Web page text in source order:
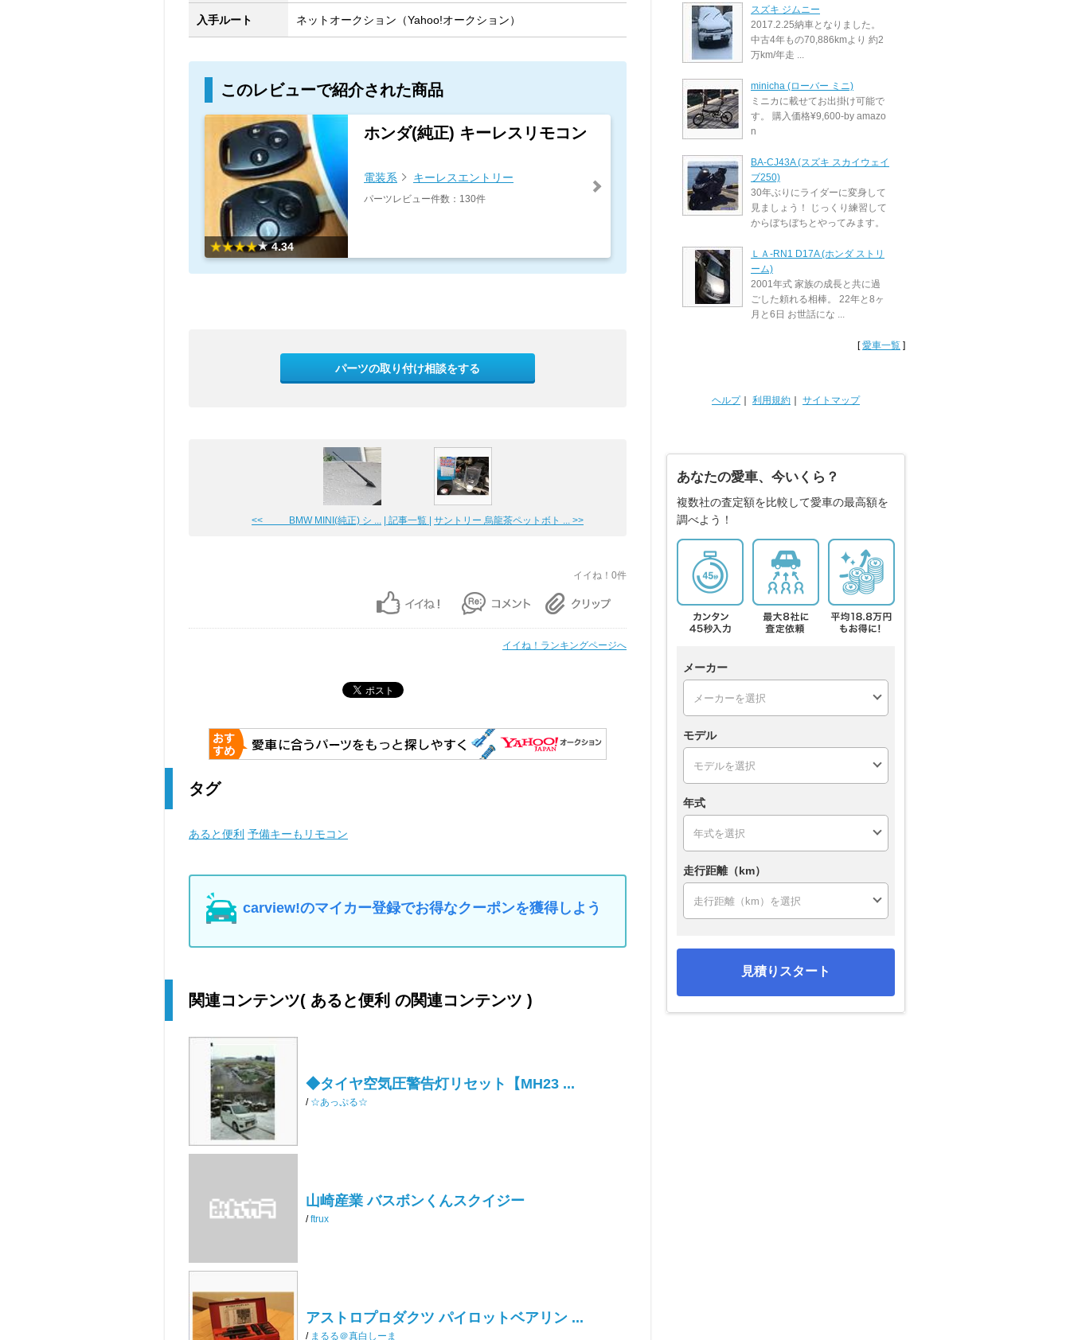
入手ルート ネットオークション（Yahoo!オークション）
このレビューで紹介された商品
4.34
ホンダ(純正) キーレスリモコン
電装系 キーレスエントリー
パーツレビュー件数：130件
パーツの取り付け相談をする
<< BMW MINI(純正) シ ... | 記事一覧 | サントリー 烏龍茶ペットボト ... >>
イイね！0件
イイね！ランキングページへ
タグ
あると便利 予備キーもリモコン
carview!のマイカー登録でお得なクーポンを獲得しよう
関連コンテンツ( あると便利 の関連コンテンツ )
◆タイヤ空気圧警告灯リセット【MH23 ...
/ ☆あっぷる☆
山崎産業 バスボンくんスクイジー
/ftrux
アストロプロダクツ パイロットベアリン ...
/ まるる＠真白しーま
スズキ ジムニー
2017.2.25納車となりました。
中古4年もの70,886kmより 約2
万km/年走 ...
minicha (ローバー ミニ)
ミニカに載せてお出掛け可能で
す。 購入価格¥9,600-by amazo
n
BA-CJ43A (スズキ スカイウェイ
ブ250)
30年ぶりにライダーに変身して
見ましょう！ じっくり練習して
からぼちぼちとやってみます。
ＬＡ-RN1 D17A (ホンダ ストリ
ーム)
2001年式 家族の成長と共に過
ごした頼れる相棒。 22年と8ヶ
月と6日 お世話にな ...
[愛車一覧 ]
ヘルプ｜ 利用規約 サイトマップ
あなたの愛車、今いくら？
複数社の査定額を比較して愛車の最高額を
調べよう！
メーカー
モデル
年式
走行距離（km）
見積りスタート